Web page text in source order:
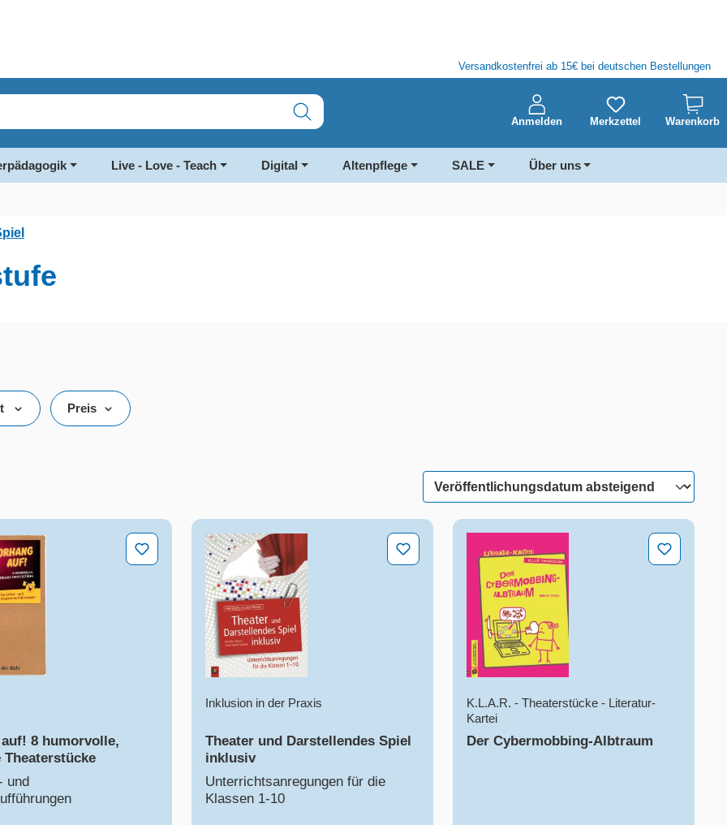
Versandkostenfrei ab 15€ bei deutschen Bestellungen
Anmelden Merkzettel Warenkorb
Live - Love - Teach Digital Altenpflege SALE Über uns
Preis
8 humorvolle, moderne Theaterstücke
8 humorvolle,
Theaterstücke
und
Theater und Darstellendes Spiel inklusiv
Inklusion in der Praxis
Theater und Darstellendes Spiel
inklusiv
Unterrichtsanregungen für die
Klassen 1-10
Der Cybermobbing-Albtraum
K.L.A.R. - Theaterstücke - Literatur-
Kartei
Der Cybermobbing-Albtraum